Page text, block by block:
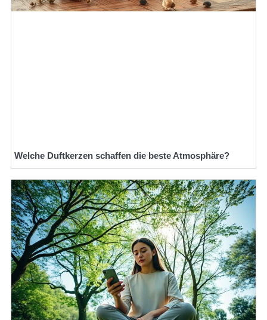
Welche Duftkerzen schaffen die beste Atmosphäre?